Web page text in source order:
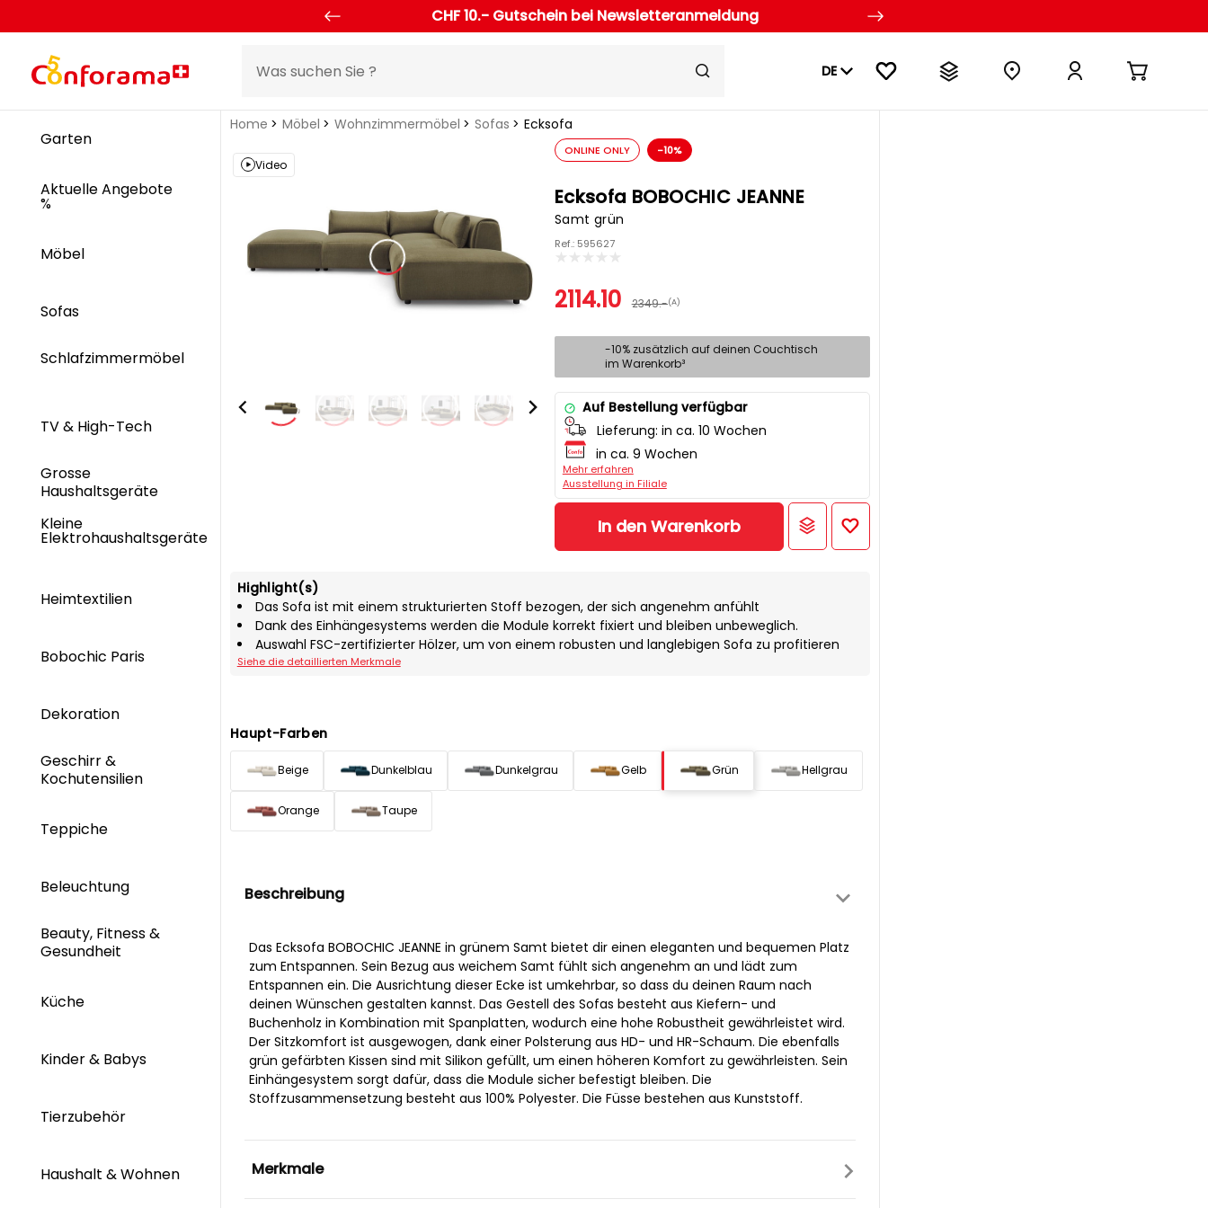
CHF 10.- Gutschein bei Newsletteranmeldung
DE
Garten
Aktuelle Angebote
%
Möbel
Sofas
Schlafzimmermöbel
TV & High-Tech
Grosse
Haushaltsgeräte
Kleine
Elektrohaushaltsgeräte
Heimtextilien
Bobochic Paris
Dekoration
Geschirr &
Kochutensilien
Teppiche
Beleuchtung
Beauty, Fitness &
Gesundheit
Küche
Kinder & Babys
Tierzubehör
Haushalt & Wohnen
Home Möbel Wohnzimmermöbel Sofas Ecksofa
Video
ONLINE ONLY -10%
Ecksofa BOBOCHIC JEANNE
Samt grün
Ref.: 595627
2114.10 2349.-(A)
-10% zusätzlich auf deinen Couchtisch
im Warenkorb³
Auf Bestellung verfügbar
Lieferung: in ca. 10 Wochen
in ca. 9 Wochen
Mehr erfahren
Ausstellung in Filiale
In den Warenkorb
Highlight(s)
Das Sofa ist mit einem strukturierten Stoff bezogen, der sich angenehm anfühlt
Dank des Einhängesystems werden die Module korrekt fixiert und bleiben unbeweglich.
Auswahl FSC-zertifizierter Hölzer, um von einem robusten und langlebigen Sofa zu profitieren
Siehe die detaillierten Merkmale
Haupt-Farben
Beige Dunkelblau Dunkelgrau Gelb Grün Hellgrau
Orange Taupe
Beschreibung
Das Ecksofa BOBOCHIC JEANNE in grünem Samt bietet dir einen eleganten und bequemen Platz
zum Entspannen. Sein Bezug aus weichem Samt fühlt sich angenehm an und lädt zum
Entspannen ein. Die Ausrichtung dieser Ecke ist umkehrbar, so dass du deinen Raum nach
deinen Wünschen gestalten kannst. Das Gestell des Sofas besteht aus Kiefern- und
Buchenholz in Kombination mit Spanplatten, wodurch eine hohe Robustheit gewährleistet wird.
Der Sitzkomfort ist ausgewogen, dank einer Polsterung aus HD- und HR-Schaum. Die ebenfalls
grün gefärbten Kissen sind mit Silikon gefüllt, um einen höheren Komfort zu gewährleisten. Sein
Einhängesystem sorgt dafür, dass die Module sicher befestigt bleiben. Die
Stoffzusammensetzung besteht aus 100% Polyester. Die Füsse bestehen aus Kunststoff.
Merkmale